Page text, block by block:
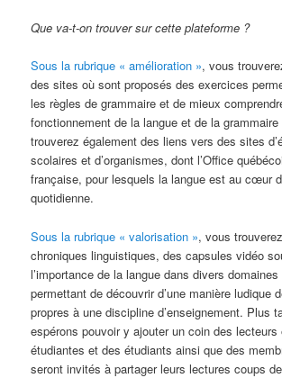
Que va-t-on trouver sur cette plateforme ?
Sous la rubrique « amélioration », vous
des sites où sont proposés des exercices
les règles de grammaire et de mieux
fonctionnement de la langue et de la
trouverez également des liens vers des sites
scolaires et d’organismes, dont l’Office
française, pour lesquels la langue est au cœur
quotidienne.
Sous la rubrique « valorisation », vous
chroniques linguistiques, des capsules vidéo
l’importance de la langue dans divers domaines
permettant de découvrir d’une manière ludique
propres à une discipline d’enseignement. Plus
espérons pouvoir y ajouter un coin des lecteurs
étudiantes et des étudiants ainsi que des
seront invités à partager leurs lectures coups